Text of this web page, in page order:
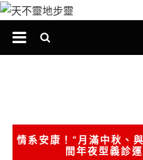
跳
情系安康！“月滿中秋、
間年夜型義診